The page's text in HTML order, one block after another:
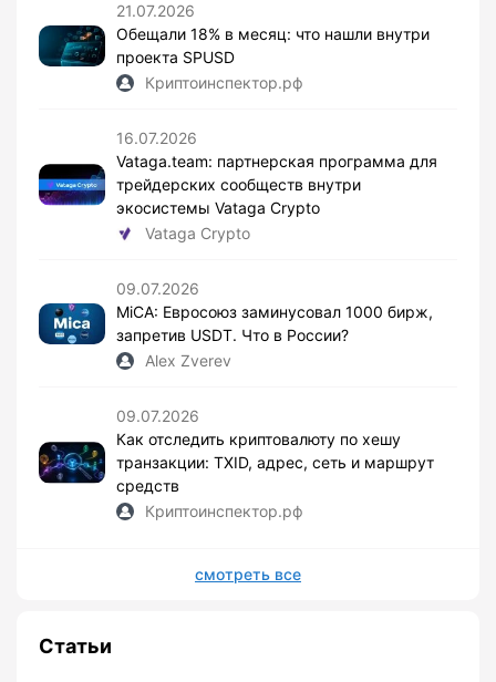
21.07.2026
Обещали 18% в месяц: что нашли внутри
проекта SPUSD
Криптоинспектор.рф
16.07.2026
Vataga.team: партнерская программа для
трейдерских сообществ внутри
экосистемы Vataga Crypto
Vataga Crypto
09.07.2026
MiCA: Евросоюз заминусовал 1000 бирж,
запретив USDT. Что в России?
Alex Zverev
09.07.2026
Как отследить криптовалюту по хешу
транзакции: TXID, адрес, сеть и маршрут
средств
Криптоинспектор.рф
смотреть все
Статьи